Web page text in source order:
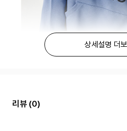
상세설명 더보
리뷰 (0)